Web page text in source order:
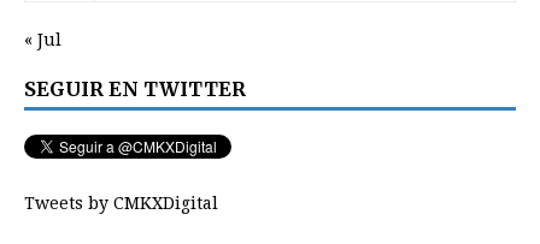
« Jul
SEGUIR EN TWITTER
Tweets by CMKXDigital